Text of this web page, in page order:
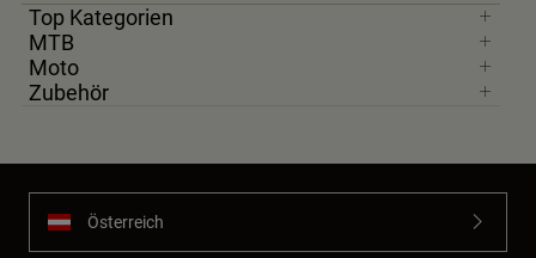
Top Kategorien
MTB
Moto
Zubehör
Österreich